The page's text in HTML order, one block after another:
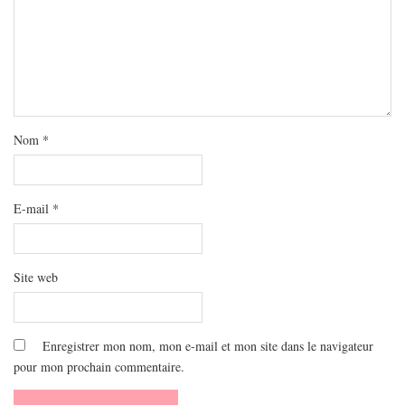
ME CONTACTER
A PROPOS
Nom *
E-mail *
Site web
Enregistrer mon nom, mon e-mail et mon site dans le navigateur
pour mon prochain commentaire.